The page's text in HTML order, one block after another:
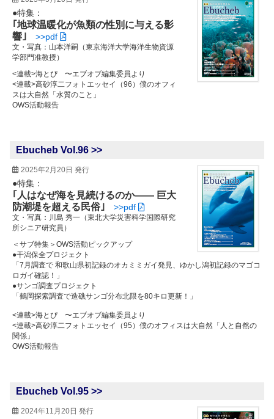
●特集：
｢地球温暖化が魚類の性別に与える影
響｣
>>pdf
文・写真：山本洋嗣（東京海洋大学海洋生物資源
学部門准教授）
<連載>海とぴ 〜エブオブ編集委員より
<連載>高砂淳二フォトエッセイ（96）僕のオフィ
スは大自然「水質のこと」
OWS活動報告
Ebucheb Vol.96 >>
2025年2月20日 発行
●特集：
｢人はなぜ海を見続けるのか―― 巨大
防潮堤を超える民俗｣
>>pdf
文・写真：川島 秀一（東北大学災害科学国際研究
所シニア研究員）
＜サブ特集＞OWS活動ピックアップ
●干潟保全プロジェクト
「7月調査で 和歌山県初記録のオカミミガイ発見、ゆかし潟初記録のマゴコ
ロガイ確認！」
●サンゴ調査プロジェクト
「鶴岡探索調査で造礁サンゴ分布北限を80キロ更新！」
<連載>海とぴ 〜エブオブ編集委員より
<連載>高砂淳二フォトエッセイ（95）僕のオフィスは大自然「人と自然の
関係」
OWS活動報告
Ebucheb Vol.95 >>
2024年11月20日 発行